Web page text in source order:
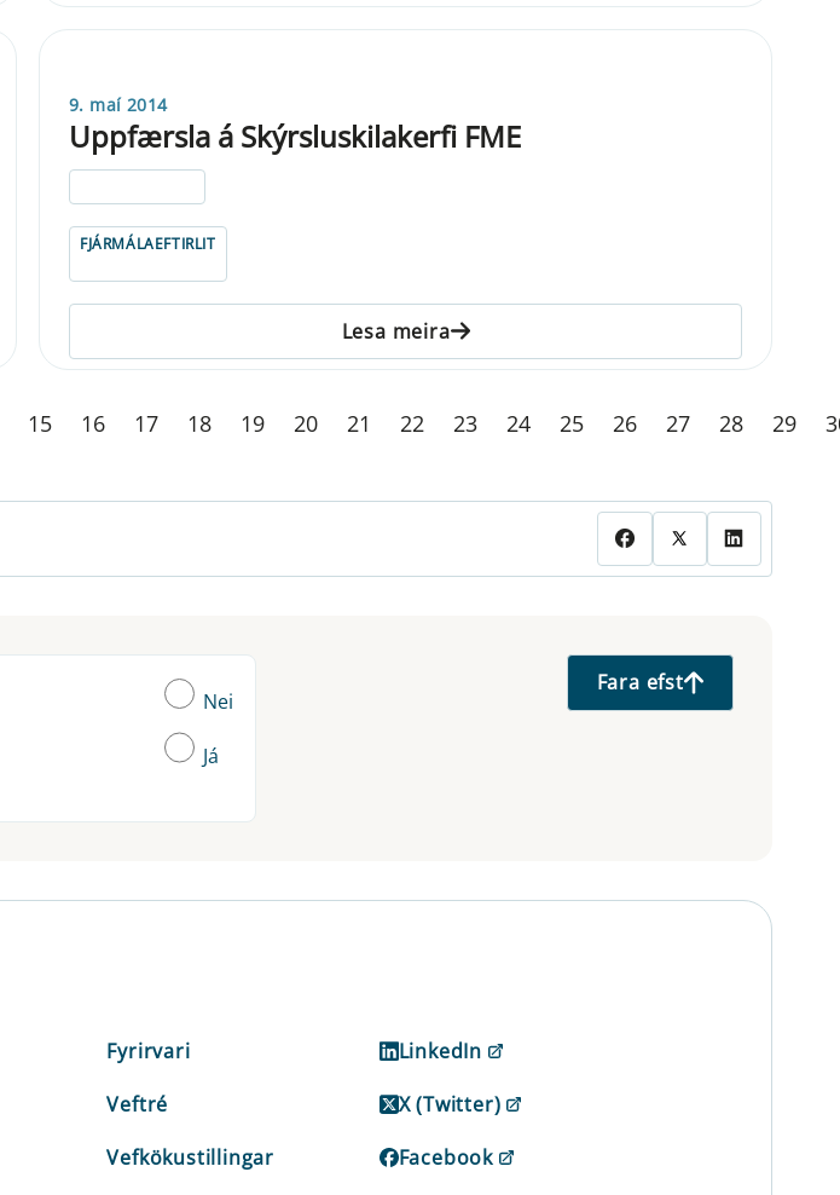
9. maí 2014
Uppfærsla á Skýrsluskilakerfi FME
FJÁRMÁLAEFTIRLIT
Lesa meira
15 16 17 18 19 20 21 22 23 24 25 26 27 28 29
Nei
Já
Fara efst
Fyrirvari
Veftré
Vefkökustillingar
LinkedIn
X (Twitter)
Facebook